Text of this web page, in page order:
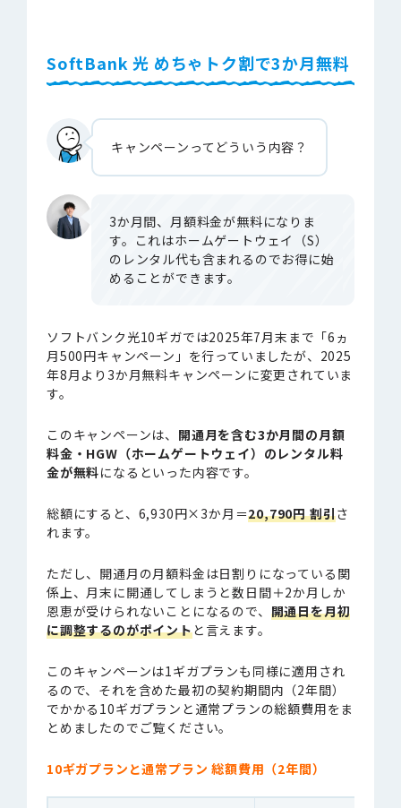
SoftBank 光 めちゃトク割で3か月無料
キャンペーンってどういう内容？
3か月間、月額料金が無料になりま
す。これはホームゲートウェイ（S）
のレンタル代も含まれるのでお得に始
めることができます。
ソフトバンク光10ギガでは2025年7月末まで「6ヵ
月500円キャンペーン」を行っていましたが、2025
年8月より3か月無料キャンペーンに変更されていま
す。
このキャンペーンは、 開通月を含む3か月間の月額
料金・HGW（ホームゲートウェイ）のレンタル料
金が無料になるといった内容です。
総額にすると、6,930円×3か月＝20,790円 割引さ
れます。
ただし、開通月の月額料金は日割りになっている関
係上、月末に開通してしまうと数日間＋2か月しか
恩恵が受けられないことになるので、 開通日を月初
に調整するのがポイントと言えます。
このキャンペーンは1ギガプランも同様に適用され
るので、それを含めた最初の契約期間内（2年間）
でかかる10ギガプランと通常プランの総額費用をま
とめましたのでご覧ください。
10ギガプランと通常プラン 総額費用（2年間）